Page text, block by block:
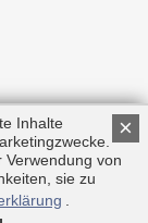
×
Inhalte
von
sie zu